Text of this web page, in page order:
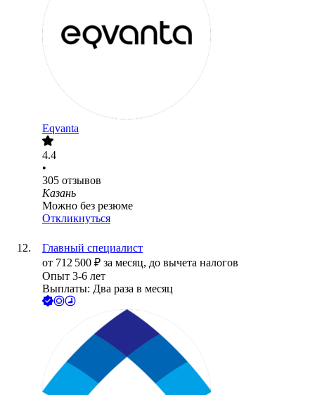
Eqvanta
4.4
•
305 отзывов
Казань
Можно без резюме
Откликнуться
Главный специалист
от 712 500 ₽ за месяц, до вычета налогов
Опыт 3-6 лет
Выплаты: Два раза в месяц